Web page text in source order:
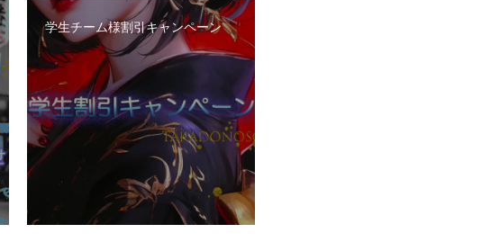
学生チーム様割引キャンペーン